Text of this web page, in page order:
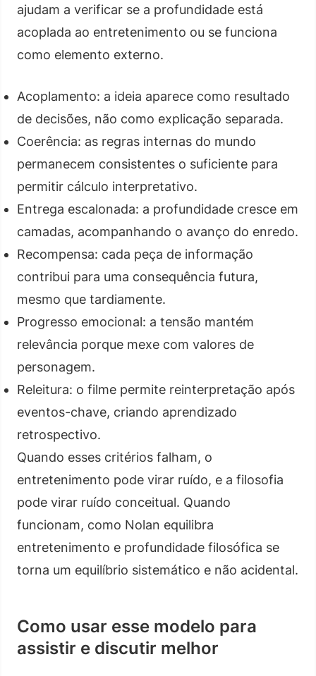
ajudam a verificar se a profundidade está
acoplada ao entretenimento ou se funciona
como elemento externo.
Acoplamento: a ideia aparece como resultado
de decisões, não como explicação separada.
Coerência: as regras internas do mundo
permanecem consistentes o suficiente para
permitir cálculo interpretativo.
Entrega escalonada: a profundidade cresce em
camadas, acompanhando o avanço do enredo.
Recompensa: cada peça de informação
contribui para uma consequência futura,
mesmo que tardiamente.
Progresso emocional: a tensão mantém
relevância porque mexe com valores de
personagem.
Releitura: o filme permite reinterpretação após
eventos-chave, criando aprendizado
retrospectivo.
Quando esses critérios falham, o
entretenimento pode virar ruído, e a filosofia
pode virar ruído conceitual. Quando
funcionam, como Nolan equilibra
entretenimento e profundidade filosófica se
torna um equilíbrio sistemático e não acidental.
Como usar esse modelo para
assistir e discutir melhor